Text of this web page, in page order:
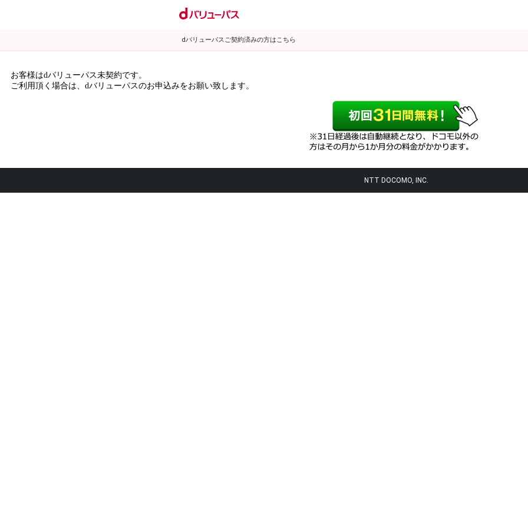
dバリューパスご契約済みの方はこちら
お客様はdバリューパス未契約です。
ご利用頂く場合は、dバリューパスのお申込みをお願い致します。
NTT DOCOMO, INC.